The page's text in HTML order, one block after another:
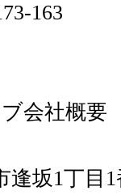
163
会社概要
坂1丁目1